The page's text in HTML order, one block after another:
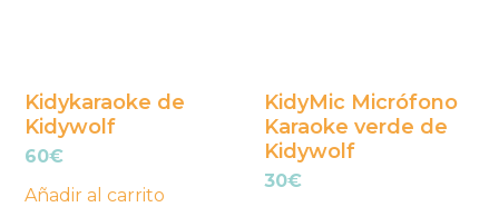
Kidykaraoke de
Kidywolf
60€
Añadir al carrito
KidyMic Micrófono
Karaoke verde de
Kidywolf
30€